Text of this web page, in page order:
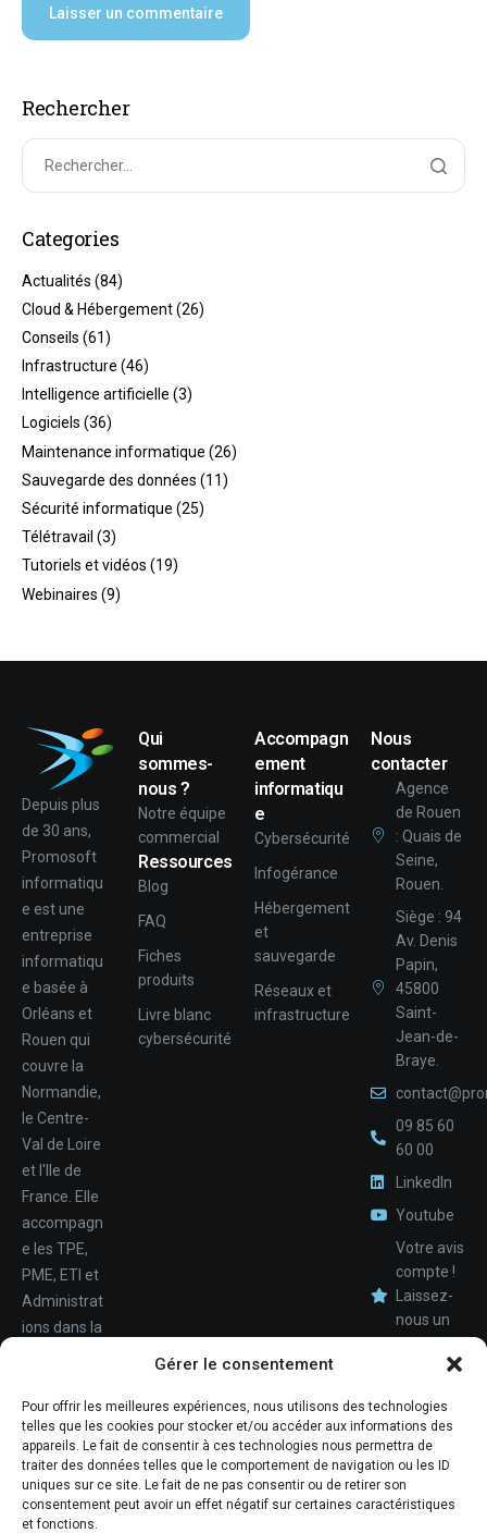
Gérer le consentement
Pour offrir les meilleures expériences, nous utilisons des technologies
telles que les cookies pour stocker et/ou accéder aux informations des
appareils. Le fait de consentir à ces technologies nous permettra de
traiter des données telles que le comportement de navigation ou les ID
uniques sur ce site. Le fait de ne pas consentir ou de retirer son
consentement peut avoir un effet négatif sur certaines caractéristiques
et fonctions.
Téléphone
Rechercher
Categories
Actualités (84)
Cloud & Hébergement(26)
Conseils (61)
Infrastructure (46)
Intelligence artificielle (3)
Logiciels (36)
Maintenance informatique (26)
Sauvegarde des données (11)
Sécurité informatique (25)
Télétravail (3)
Tutoriels et vidéos (19)
Webinaires (9)
Depuis plus
de 30 ans,
Promosoft
informatiqu
e est une
entreprise
informatiqu
e basée à
Orléans et
Rouen qui
couvre la
Normandie,
le Centre-
Val de Loire
et l'Ile de
France. Elle
accompagn
e les TPE,
PME, ETI et
Administrat
ions dans la
déploiemen
t et la
maintenan
ce de leur
système
Qui
sommes-
nous ?
Notre équipe
commercial
Ressources
Blog
FAQ
Fiches
produits
Livre blanc
cybersécurité
Accompagn
ement
informatiqu
e
Cybersécurité
Infogérance
Hébergement
et
sauvegarde
Réseaux et
infrastructure
Nous
contacter
Agence
de Rouen
: Quais de
Seine,
Rouen.
Siège : 94
Av. Denis
Papin,
45800
Saint-
Jean-de-
Braye.
09 85 60
60 00
LinkedIn
Youtube
Votre avis
compte !
Laissez-
nous un